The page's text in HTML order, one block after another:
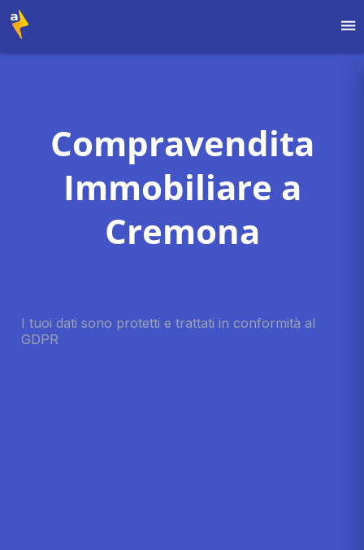
Compravendita
Immobiliare a
Cremona